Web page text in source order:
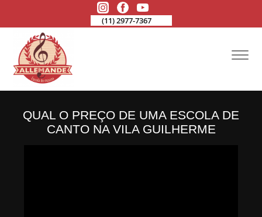
(11) 2977-7367
QUAL O PREÇO DE UMA ESCOLA DE
CANTO NA VILA GUILHERME